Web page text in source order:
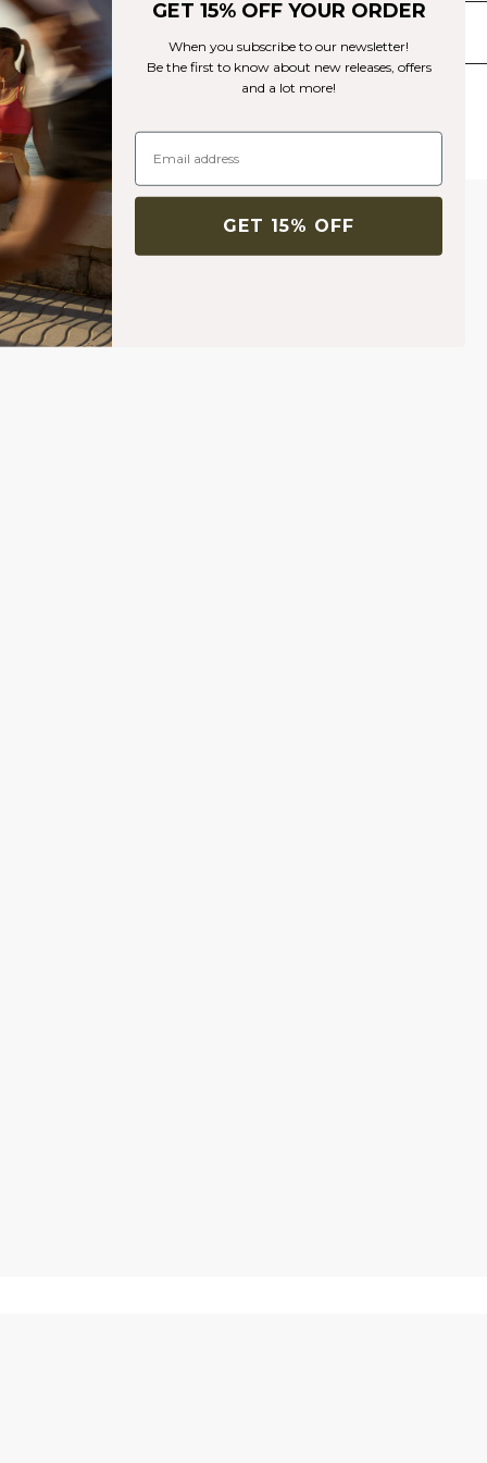
ansprechendem Design.
Lieferung & Rückgabe
Ähnliche Produkte
GET 15% OFF YOUR ORDER
When you subscribe to our newsletter!
Be the first to know about new releases, offers
and a lot more!
GET 15% OFF